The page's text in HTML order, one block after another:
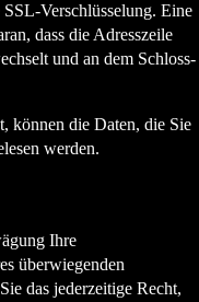
SSL-Verschlüsselung. Eine
dass die Adresszeile
und an dem Schloss-
können die Daten, die Sie
werden.
Ihre
überwiegenden
das jederzeitige Recht,